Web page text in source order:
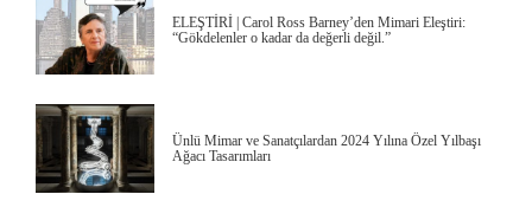
ELEŞTİRİ | Carol Ross Barney’den Mimari Eleştiri:
“Gökdelenler o kadar da değerli değil.”
Ünlü Mimar ve Sanatçılardan 2024 Yılına Özel Yılbaşı
Ağacı Tasarımları